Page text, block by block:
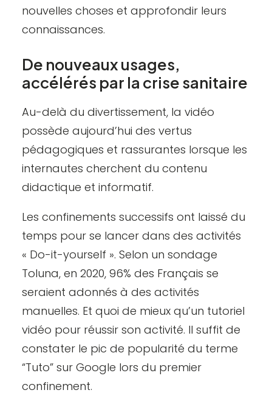
nouvelles choses et approfondir leurs
connaissances.
De nouveaux usages,
accélérés par la crise sanitaire
Au-delà du divertissement, la vidéo
possède aujourd’hui des vertus
pédagogiques et rassurantes lorsque les
internautes cherchent du contenu
didactique et informatif.
Les confinements successifs ont laissé du
temps pour se lancer dans des activités
« Do-it-yourself ». Selon un sondage
Toluna, en 2020, 96% des Français se
seraient adonnés à des activités
manuelles. Et quoi de mieux qu’un tutoriel
vidéo pour réussir son activité. Il suffit de
constater le pic de popularité du terme
“Tuto” sur Google lors du premier
confinement.